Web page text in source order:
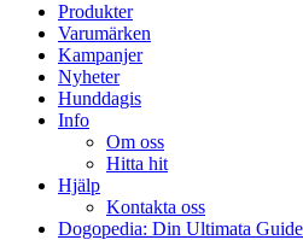
Produkter
Varumärken
Kampanjer
Nyheter
Hunddagis
Info
Om oss
Hitta hit
Hjälp
Kontakta oss
Dogopedia: Din Ultimata